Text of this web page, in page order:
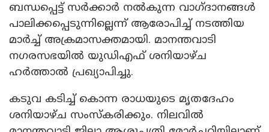
ബന്ധപ്പെട്ട് സർക്കാർ നൽകുന്ന വാഗ്ദാനങ്ങൾ
പാലിക്കപ്പെടുന്നില്ലെന്ന് ആരോപിച്ച് നടത്തിയ
മാർച്ച് അക്രമാസക്തമായി. മാനന്തവാടി
നഗരസഭയിൽ യുഡിഎഫ് ശനിയാഴ്ച
ഹർത്താൽ പ്രഖ്യാപിച്ചു.
കടുവ കടിച്ച് കൊന്ന രാധയുടെ മൃതദേഹം
ശനിയാഴ്ച സംസ്‌കരിക്കും. നിലവിൽ